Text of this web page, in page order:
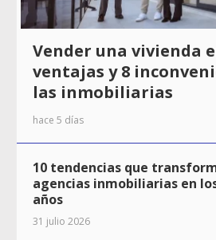
Vender una vivienda
ventajas y 8
las inmobiliarias
hace 5 días
10 tendencias que
agencias inmobiliarias en
años
31 julio 2026